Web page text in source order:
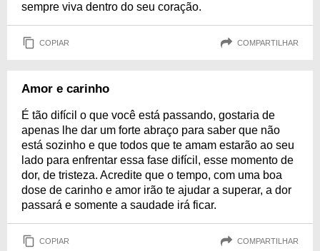
sempre viva dentro do seu coração.
COPIAR COMPARTILHAR
Amor e carinho
É tão difícil o que você está passando, gostaria de
apenas lhe dar um forte abraço para saber que não
está sozinho e que todos que te amam estarão ao seu
lado para enfrentar essa fase difícil, esse momento de
dor, de tristeza. Acredite que o tempo, com uma boa
dose de carinho e amor irão te ajudar a superar, a dor
passará e somente a saudade irá ficar.
COPIAR COMPARTILHAR